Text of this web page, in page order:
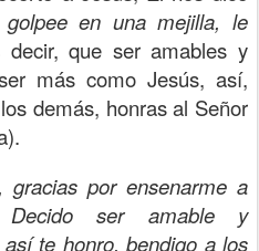
en una mejilla, le
que ser amables y
más como Jesús, así,
demás, honras al Señor
gracias por ensenarme a
ser amable y
te honro, bendigo a los